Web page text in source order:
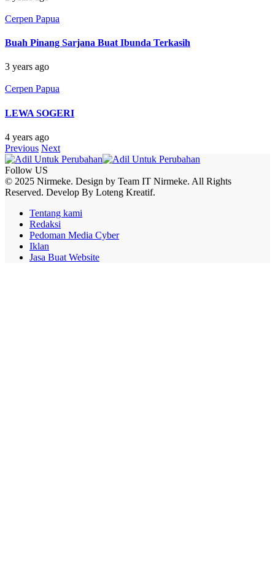
Cerpen Papua
Buah Pinang Sarjana Buat Ibunda Terkasih
3 years ago
Cerpen Papua
LEWA SOGERI
4 years ago
Previous Next
Follow US
© 2025 Nirmeke. Design by Team IT Nirmeke. All Rights
Reserved. Develop By Loteng Kreatif.
Tentang kami
Redaksi
Pedoman Media Cyber
Iklan
Jasa Buat Website